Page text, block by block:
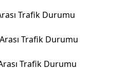
Trafik Durumu
Trafik Durumu
Trafik Durumu